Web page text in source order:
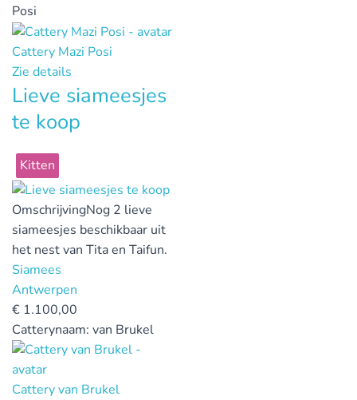
Posi
Cattery Mazi Posi
Zie details
Lieve siameesjes
te koop
Kitten
OmschrijvingNog 2 lieve
siameesjes beschikbaar uit
het nest van Tita en Taifun.
Siamees
Antwerpen
€ 1.100,00
Catterynaam: van Brukel
Cattery van Brukel